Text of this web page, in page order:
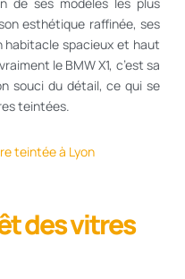
esthétique raffinée, ses
habitacle spacieux et haut
le BMW X1, c’est sa
souci du détail, ce qui se
teintées.
teintée à Lyon
des vitres